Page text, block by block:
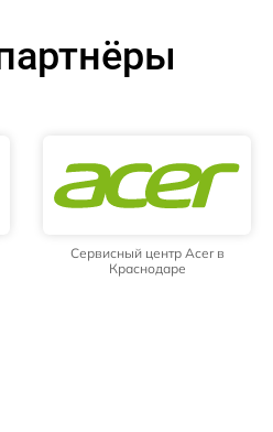
Сервисный центр Acer в
Краснодаре